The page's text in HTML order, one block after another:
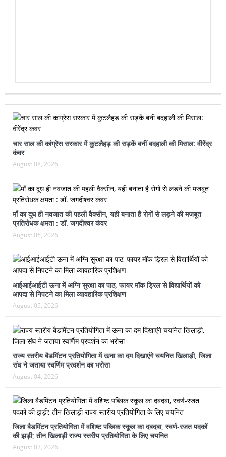
चार साल की कांग्रेस सरकार में कुटलैहड़ की सड़कें बनीं बदहाली की मिसाल: वीरेंद्र
कंवर
August 08, 2026
माँ का दूध ही नवजात की पहली वैक्सीन, यही बनाता है रोगों से लड़ने की मजबूत
प्रतिरोधक क्षमता : डॉ. जगदीश्वर कंवर
August 06, 2026
आईआईआईटी ऊना में अग्नि सुरक्षा का पाठ, फायर मॉक ड्रिल से विद्यार्थियों को
आपदा से निपटने का मिला व्यावहारिक प्रशिक्षण
August 05, 2026
राज्य स्तरीय बैडमिंटन प्रतियोगिता में ऊना का दम दिखाएंगे चयनित खिलाड़ी, जिला
संघ ने जताया स्वर्णिम प्रदर्शन का भरोसा
August 04, 2026
जिला बैडमिंटन प्रतियोगिता में वशिष्ट पब्लिक स्कूल का दबदबा, स्वर्ण-रजत पदकों
की झड़ी; तीन खिलाड़ी राज्य स्तरीय प्रतियोगिता के लिए चयनित
August 03, 2026